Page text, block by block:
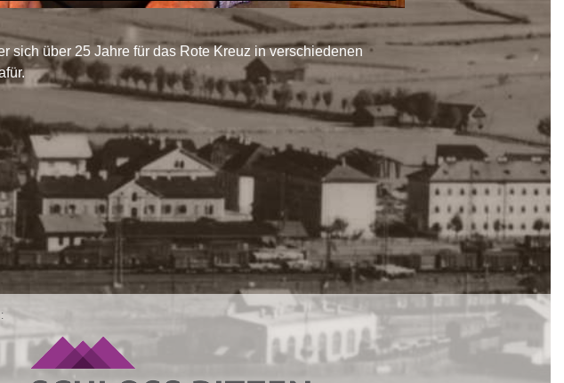
sich über 25 Jahre für das Rote Kreuz in verschiedenen